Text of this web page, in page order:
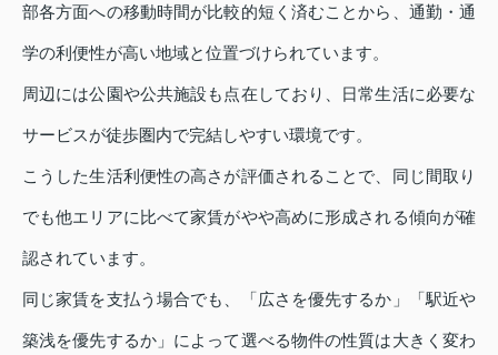
部各方面への移動時間が比較的短く済むことから、通勤・通
学の利便性が高い地域と位置づけられています。
周辺には公園や公共施設も点在しており、日常生活に必要な
サービスが徒歩圏内で完結しやすい環境です。
こうした生活利便性の高さが評価されることで、同じ間取り
でも他エリアに比べて家賃がやや高めに形成される傾向が確
認されています。
同じ家賃を支払う場合でも、「広さを優先するか」「駅近や
築浅を優先するか」によって選べる物件の性質は大きく変わ